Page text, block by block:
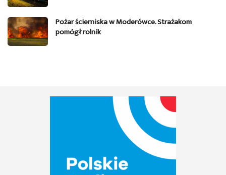
Pożar ścierniska w Moderówce. Strażakom
pomógł rolnik